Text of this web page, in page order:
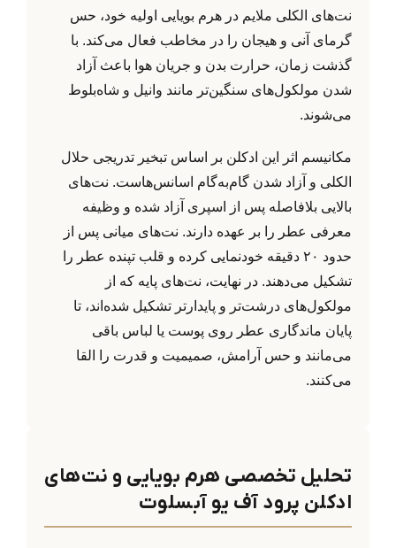
نت‌های الکلی ملایم در هرم بویایی اولیه خود، حس
گرمای آنی و هیجان را در مخاطب فعال می‌کند. با
گذشت زمان، حرارت بدن و جریان هوا باعث آزاد
شدن مولکول‌های سنگین‌تر مانند وانیل و شاه‌بلوط
می‌شوند.
مکانیسم اثر این ادکلن بر اساس تبخیر تدریجی حلال
الکلی و آزاد شدن گام‌به‌گام اسانس‌هاست. نت‌های
بالایی بلافاصله پس از اسپری آزاد شده و وظیفه
معرفی عطر را بر عهده دارند. نت‌های میانی پس از
حدود ۲۰ دقیقه خودنمایی کرده و قلب تپنده عطر را
تشکیل می‌دهند. در نهایت، نت‌های پایه که از
مولکول‌های درشت‌تر و پایدارتر تشکیل شده‌اند، تا
پایان ماندگاری عطر روی پوست یا لباس باقی
می‌مانند و حس آرامش، صمیمیت و قدرت را القا
می‌کنند.
تحلیل تخصصی هرم بویایی و نت‌های
ادکلن پرود آف یو آبسلوت